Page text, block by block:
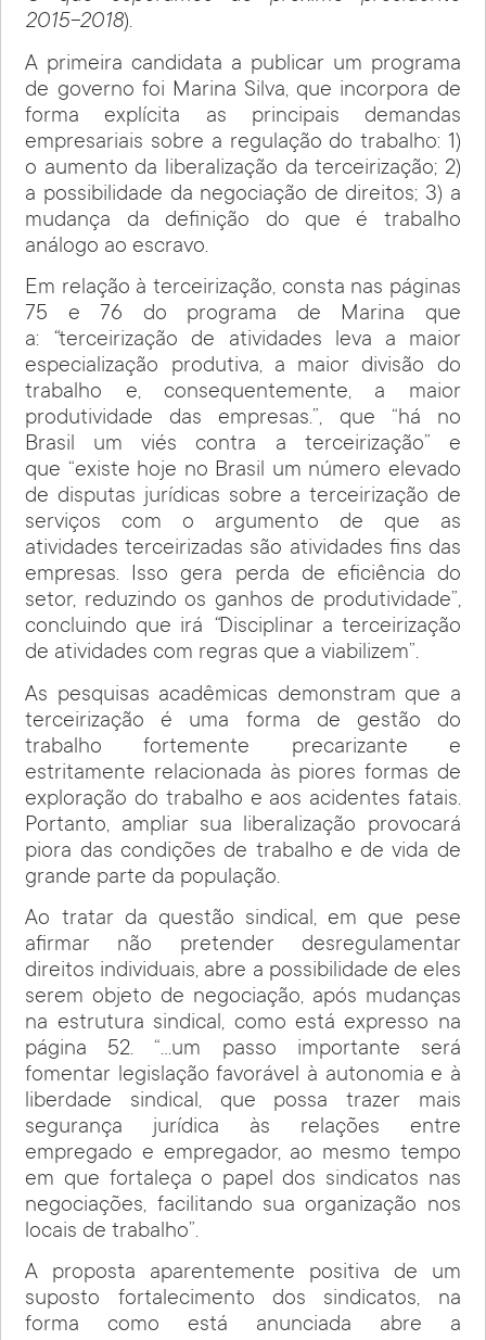
2015-2018).
A primeira candidata a publicar um programa
de governo foi Marina Silva, que incorpora de
forma explícita as principais demandas
empresariais sobre a regulação do trabalho: 1)
o aumento da liberalização da terceirização; 2)
a possibilidade da negociação de direitos; 3) a
mudança da definição do que é trabalho
análogo ao escravo.
Em relação à terceirização, consta nas páginas
75 e 76 do programa de Marina que
a: “terceirização de atividades leva a maior
especialização produtiva, a maior divisão do
trabalho
e, consequentemente, a maior
produtividade das empresas.”, que “há no
Brasil um viés contra a terceirização” e
que “existe hoje no Brasil um número elevado
de disputas jurídicas sobre a terceirização de
serviços com o argumento de que as
atividades terceirizadas são atividades fins das
empresas. Isso gera perda de eficiência do
setor, reduzindo os ganhos de produtividade”,
concluindo que irá “Disciplinar a terceirização
de atividades com regras que a viabilizem”.
As pesquisas acadêmicas demonstram que a
terceirização é uma forma de gestão do
trabalho fortemente precarizante e
estritamente relacionada às piores formas de
exploração do trabalho e aos acidentes fatais.
Portanto, ampliar sua liberalização provocará
piora das condições de trabalho e de vida de
grande parte da população.
Ao tratar da questão sindical, em que pese
afirmar não pretender desregulamentar
direitos individuais, abre a possibilidade de eles
serem objeto de negociação, após mudanças
na estrutura sindical, como está expresso na
página 52. “…um passo importante será
fomentar legislação favorável à autonomia e à
liberdade sindical, que possa trazer mais
segurança jurídica às relações entre
empregado e empregador, ao mesmo tempo
em que fortaleça o papel dos sindicatos nas
negociações, facilitando sua organização nos
locais de trabalho”.
A proposta aparentemente positiva de um
suposto fortalecimento dos sindicatos, na
forma como está anunciada abre a